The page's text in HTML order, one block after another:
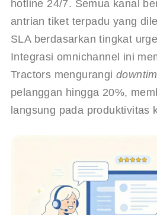
hotline 24/7. Semua kanal
antrian tiket terpadu yang
SLA berdasarkan tingkat
Integrasi omnichannel ini
Tractors mengurangi
pelanggan hingga 20%,
langsung pada produktivitas